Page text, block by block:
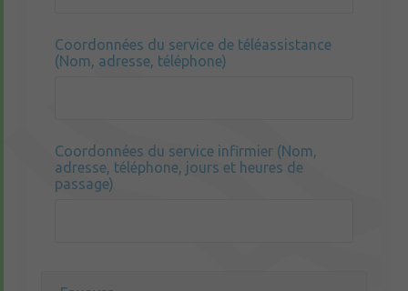
Coordonnées du service de téléassistance
(Nom, adresse, téléphone)
Coordonnées du service infirmier (Nom,
adresse, téléphone, jours et heures de
passage)